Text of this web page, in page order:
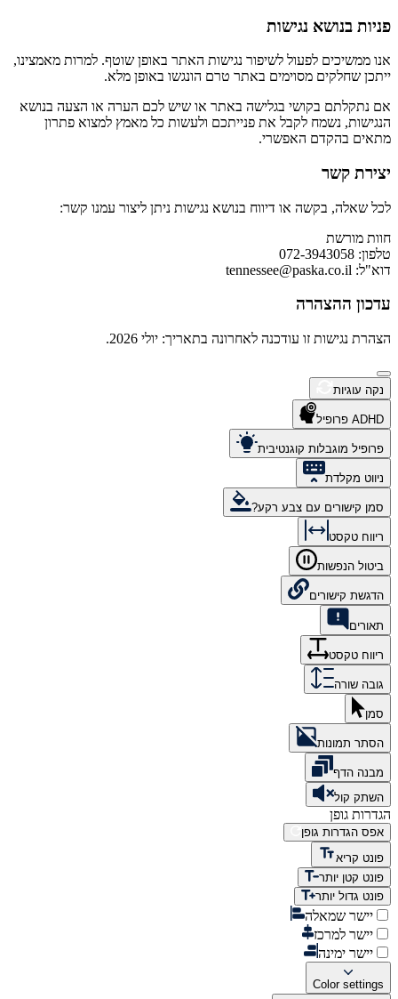
פניות בנושא נגישות
אנו ממשיכים לפעול לשיפור נגישות האתר באופן שוטף. למרות מאמצינו,
ייתכן שחלקים מסוימים באתר טרם הונגשו באופן מלא.
אם נתקלתם בקושי בגלישה באתר או שיש לכם הערה או הצעה בנושא
הנגישות, נשמח לקבל את פנייתכם ולעשות כל מאמץ למצוא פתרון
מתאים בהקדם האפשרי.
יצירת קשר
לכל שאלה, בקשה או דיווח בנושא נגישות ניתן ליצור עמנו קשר:
חוות מורשת
טלפון: 072-3943058
דוא"ל: tennessee@paska.co.il
עדכון ההצהרה
הצהרת נגישות זו עודכנה לאחרונה בתאריך: יולי 2026.
נקה עוגיות
ADHD פרופיל
פרופיל מוגבלות קוגנטיבית
ניווט מקלדת
סמן קישורים עם צבע רקע?
ריווח טקסט
ביטול הנפשות
הדגשת קישורים
תאורים
ריווח טקסט
גובה שורה
סמן
הסתר תמונות
מבנה הדף
השתק קול
הגדרות גופן
אפס הגדרות גופן
פונט קריא
פונט קטן יותר
פונט גדול יותר
יישר שמאלה
יישר למרכז
יישר ימינה
Color settings